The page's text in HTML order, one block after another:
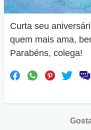
Curta seu
quem mais ama,
Parabéns, colega!